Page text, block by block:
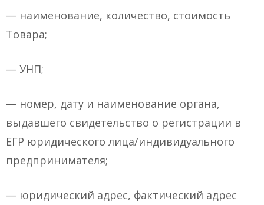
— наименование, количество, стоимость
Товара;
— УНП;
— номер, дату и наименование органа,
выдавшего свидетельство о регистрации в
ЕГР юридического лица/индивидуального
предпринимателя;
— юридический адрес, фактический адрес